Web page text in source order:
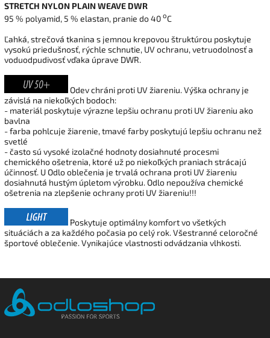
STRETCH NYLON PLAIN WEAVE DWR
95 % polyamid, 5 % elastan, pranie do 40 oC
Ľahká, strečová tkanina s jemnou krepovou štruktúrou poskytuje
vysokú priedušnosť, rýchle schnutie, UV ochranu, vetruodolnosť a
voduodpudivosť vďaka úprave DWR.
Odev chráni proti UV žiareniu. Výška ochrany je
závislá na niekoľkých bodoch:
- materiál poskytuje výrazne lepšiu ochranu proti UV žiareniu ako
bavlna
- farba pohlcuje žiarenie, tmavé farby poskytujú lepšiu ochranu než
svetlé
- často sú vysoké izolačné hodnoty dosiahnuté procesmi
chemického ošetrenia, ktoré už po niekoľkých praniach strácajú
účinnosť. U Odlo oblečenia je trvalá ochrana proti UV žiareniu
dosiahnutá hustým úpletom výrobku. Odlo nepoužíva chemické
ošetrenia na zlepšenie ochrany proti UV žiareniu!!!
Poskytuje optimálny komfort vo všetkých
situáciách a za každého počasia po celý rok. Všestranné celoročné
športové oblečenie. Vynikajúce vlastnosti odvádzania vlhkosti.